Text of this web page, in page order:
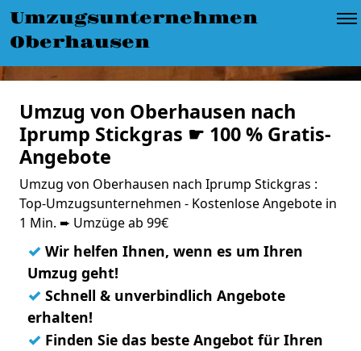
Umzugsunternehmen
Oberhausen
Umzug von Oberhausen nach
Iprump Stickgras ☛ 100 % Gratis-
Angebote
Umzug von Oberhausen nach Iprump Stickgras :
Top-Umzugsunternehmen - Kostenlose Angebote in
1 Min. ➨ Umzüge ab 99€
✓ Wir helfen Ihnen, wenn es um Ihren
Umzug geht!
✓ Schnell & unverbindlich Angebote
erhalten!
✓ Finden Sie das beste Angebot für Ihren